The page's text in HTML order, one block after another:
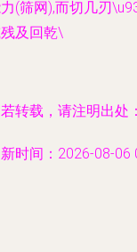
(筛网),而切几刃
及回乾\
转载，请注明出处
时间：2026-08-06